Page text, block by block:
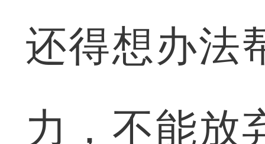
还得想办法
力，不能放